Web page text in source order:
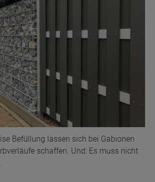
Befüllung lassen sich bei Gabionen
schaffen. Und: Es muss nicht